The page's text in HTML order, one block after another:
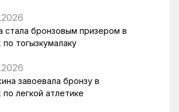
стала бронзовым призером в
тогызкумалаку
завоевала бронзу в
легкой атлетике